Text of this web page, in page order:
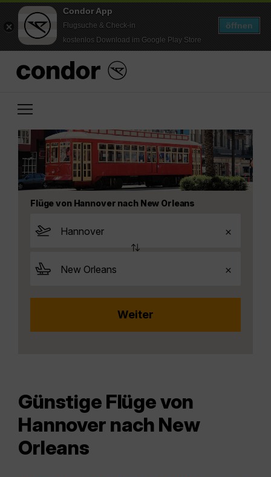
Condor App
Flugsuche & Check-in
kostenlos Download im Google Play Store
öffnen
Flüge von Hannover nach New Orleans
Günstige Flüge von
Hannover nach New
Orleans